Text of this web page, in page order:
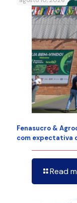
Fenasucro &
com expectativa
Read